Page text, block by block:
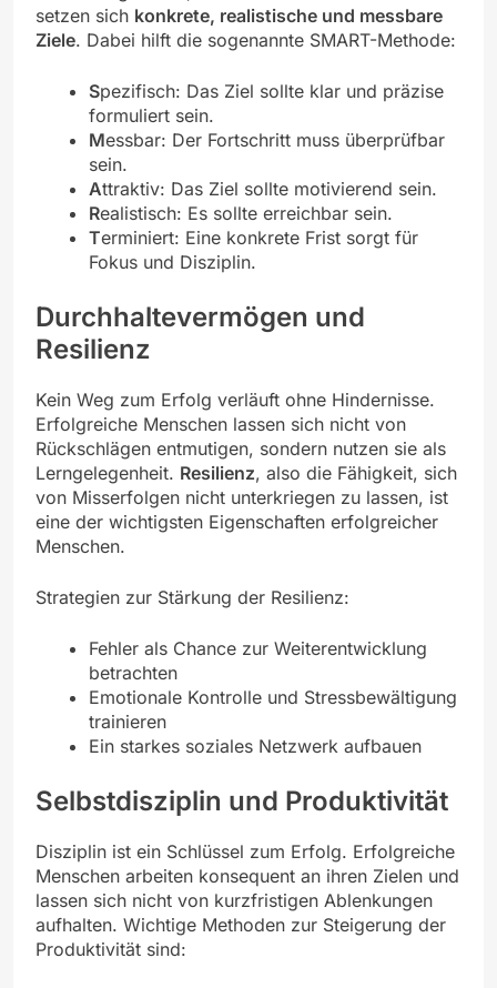
setzen sich konkrete, realistische und messbare
Ziele. Dabei hilft die sogenannte SMART-Methode:
Spezifisch: Das Ziel sollte klar und präzise
formuliert sein.
Messbar: Der Fortschritt muss überprüfbar
sein.
Attraktiv: Das Ziel sollte motivierend sein.
Realistisch: Es sollte erreichbar sein.
Terminiert: Eine konkrete Frist sorgt für
Fokus und Disziplin.
Durchhaltevermögen und
Resilienz
Kein Weg zum Erfolg verläuft ohne Hindernisse.
Erfolgreiche Menschen lassen sich nicht von
Rückschlägen entmutigen, sondern nutzen sie als
Lerngelegenheit. Resilienz, also die Fähigkeit, sich
von Misserfolgen nicht unterkriegen zu lassen, ist
eine der wichtigsten Eigenschaften erfolgreicher
Menschen.
Strategien zur Stärkung der Resilienz:
Fehler als Chance zur Weiterentwicklung
betrachten
Emotionale Kontrolle und Stressbewältigung
trainieren
Ein starkes soziales Netzwerk aufbauen
Selbstdisziplin und Produktivität
Disziplin ist ein Schlüssel zum Erfolg. Erfolgreiche
Menschen arbeiten konsequent an ihren Zielen und
lassen sich nicht von kurzfristigen Ablenkungen
aufhalten. Wichtige Methoden zur Steigerung der
Produktivität sind: